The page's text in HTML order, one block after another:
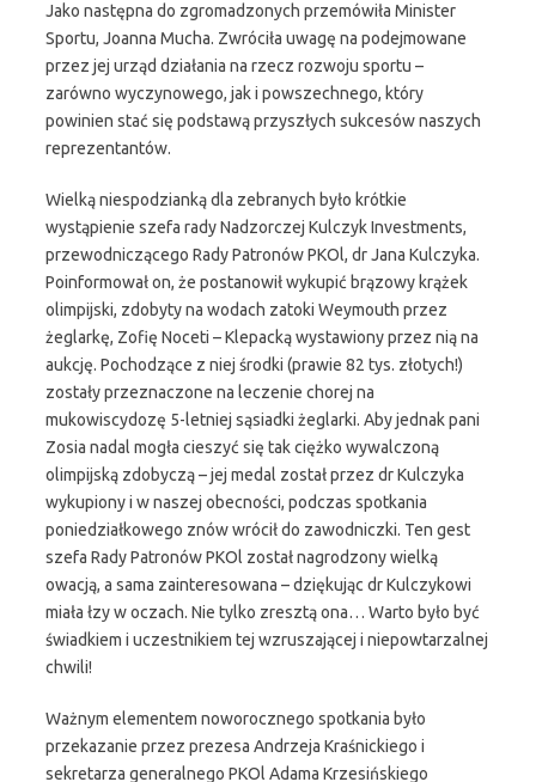
Jako następna do zgromadzonych przemówiła Minister
Sportu, Joanna Mucha. Zwróciła uwagę na podejmowane
przez jej urząd działania na rzecz rozwoju sportu –
zarówno wyczynowego, jak i powszechnego, który
powinien stać się podstawą przyszłych sukcesów naszych
reprezentantów.
Wielką niespodzianką dla zebranych było krótkie
wystąpienie szefa rady Nadzorczej Kulczyk Investments,
przewodniczącego Rady Patronów PKOl, dr Jana Kulczyka.
Poinformował on, że postanowił wykupić brązowy krążek
olimpijski, zdobyty na wodach zatoki Weymouth przez
żeglarkę, Zofię Noceti – Klepacką wystawiony przez nią na
aukcję. Pochodzące z niej środki (prawie 82 tys. złotych!)
zostały przeznaczone na leczenie chorej na
mukowiscydozę 5-letniej sąsiadki żeglarki. Aby jednak pani
Zosia nadal mogła cieszyć się tak ciężko wywalczoną
olimpijską zdobyczą – jej medal został przez dr Kulczyka
wykupiony i w naszej obecności, podczas spotkania
poniedziałkowego znów wrócił do zawodniczki. Ten gest
szefa Rady Patronów PKOl został nagrodzony wielką
owacją, a sama zainteresowana – dziękując dr Kulczykowi
miała łzy w oczach. Nie tylko zresztą ona… Warto było być
świadkiem i uczestnikiem tej wzruszającej i niepowtarzalnej
chwili!
Ważnym elementem noworocznego spotkania było
przekazanie przez prezesa Andrzeja Kraśnickiego i
sekretarza generalnego PKOl Adama Krzesińskiego